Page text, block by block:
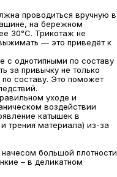
проводиться вручную в
на бережном
30°С. Трикотаж не
— это приведёт к
с однотипными по составу
за привычку не только
по составу. Это поможет
уходе и
воздействии
катышек в
трения материала) из-за
большой плотности
– в деликатном